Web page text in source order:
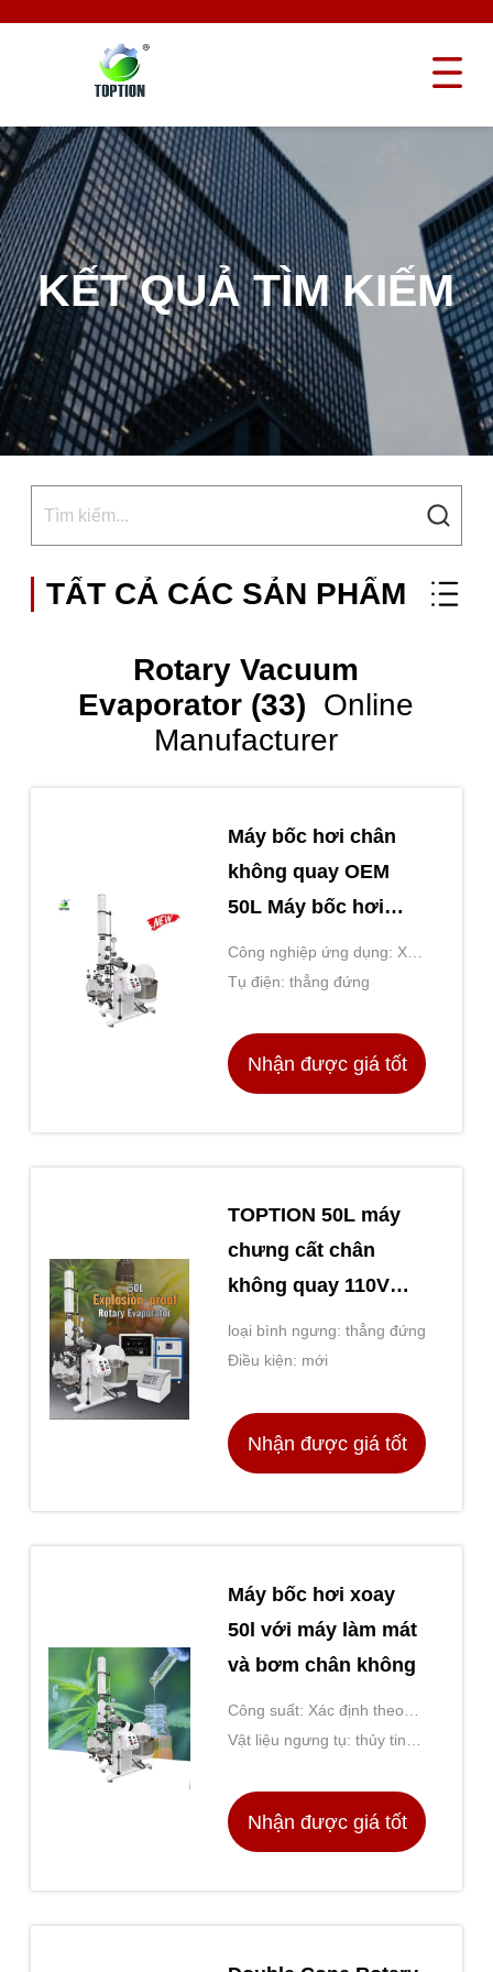
KẾT QUẢ TÌM KIẾM
TẤT CẢ CÁC SẢN PHẨM
Rotary Vacuum
Evaporator (33) Online
Manufacturer
Máy bốc hơi chân
không quay OEM
50L Máy bốc hơi
chân không phòng
thí nghiệm
Công nghiệp ứng dụng: Xóa
CBD
Tụ điện: thẳng đứng
Nhận được giá tốt
TOPTION 50L máy
chưng cất chân
không quay 110V
220V chân không
Rotovap
loại bình ngưng: thẳng đứng
Điều kiện: mới
Nhận được giá tốt
Máy bốc hơi xoay
50l với máy làm mát
và bơm chân không
Công suất: Xác định theo
mô hình
Vật liệu ngưng tụ: thủy tinh
Nhận được giá tốt